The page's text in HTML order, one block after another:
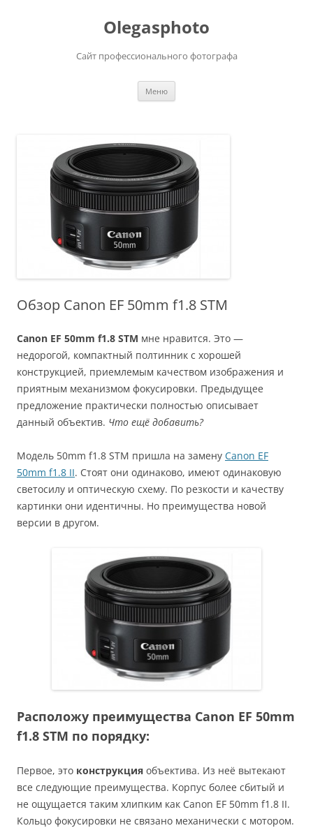
Olegasphoto
Сайт профессионального фотографа
Меню
Обзор Canon EF 50mm f1.8 STM
Canon EF 50mm f1.8 STM мне нравится. Это —
недорогой, компактный полтинник с хорошей
конструкцией, приемлемым качеством изображения и
приятным механизмом фокусировки. Предыдущее
предложение практически полностью описывает
данный объектив. Что ещё добавить?
Модель 50mm f1.8 STM пришла на замену Canon EF
50mm f1.8 II. Стоят они одинаково, имеют одинаковую
светосилу и оптическую схему. По резкости и качеству
картинки они идентичны. Но преимущества новой
версии в другом.
Расположу преимущества Canon EF 50mm
f1.8 STM по порядку:
Первое, это конструкция объектива. Из неё вытекают
все следующие преимущества. Корпус более сбитый и
не ощущается таким хлипким как Canon EF 50mm f1.8 II.
Кольцо фокусировки не связано механически с мотором.